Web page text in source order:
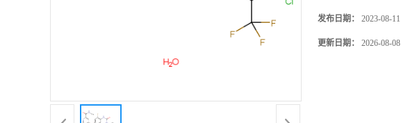
发布日期： 2023-08-11
更新日期： 2026-08-08